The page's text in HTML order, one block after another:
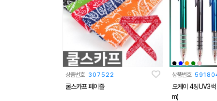
상품번호 307522
쿨스카프 페이즐
상품번호
오케이 4링UV3
m)